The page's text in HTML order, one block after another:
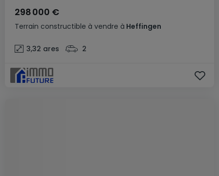
Terrain constructible à vendre à Heffingen
298 000 €
3,32 ares 2